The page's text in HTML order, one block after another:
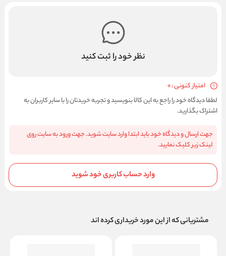
نظر خود را ثبت کنید
امتیاز کنونی : 0
لطفا دیدگاه خود را راجع به این کالا بنویسید و تجربه خریدتان را با سایر کاربران به
اشتراک بگذارید.
جهت ارسال و دیدگاه خود باید ابتدا وارد سایت شوید. جهت ورود به سایت روی
لینک زیر کلیک نمایید.
وارد حساب کاربری خود شوید
مشتریانی که از این مورد خریداری کرده اند